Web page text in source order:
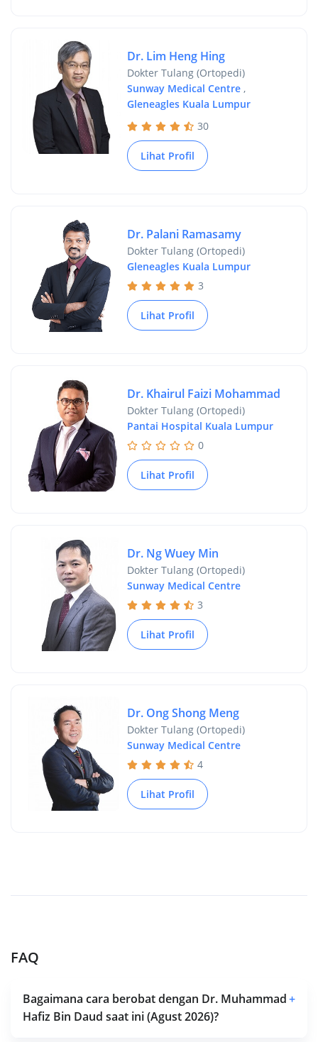
Dr. Lim Heng Hing
Dokter Tulang (Ortopedi)
Sunway Medical Centre,
Gleneagles Kuala Lumpur
30
Lihat Profil
Dr. Palani Ramasamy
Dokter Tulang (Ortopedi)
Gleneagles Kuala Lumpur
3
Lihat Profil
Dr. Khairul Faizi Mohammad
Dokter Tulang (Ortopedi)
Pantai Hospital Kuala Lumpur
0
Lihat Profil
Dr. Ng Wuey Min
Dokter Tulang (Ortopedi)
Sunway Medical Centre
3
Lihat Profil
Dr. Ong Shong Meng
Dokter Tulang (Ortopedi)
Sunway Medical Centre
4
Lihat Profil
FAQ
Bagaimana cara berobat dengan Dr. Muhammad
Hafiz Bin Daud saat ini (Agust 2026)?
+